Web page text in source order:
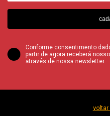
Conforme consentimento
partir de agora receberá
através de nossa newsletter.
voltar